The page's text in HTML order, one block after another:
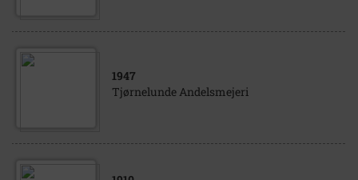
1947
Tjørnelunde Andelsmejeri